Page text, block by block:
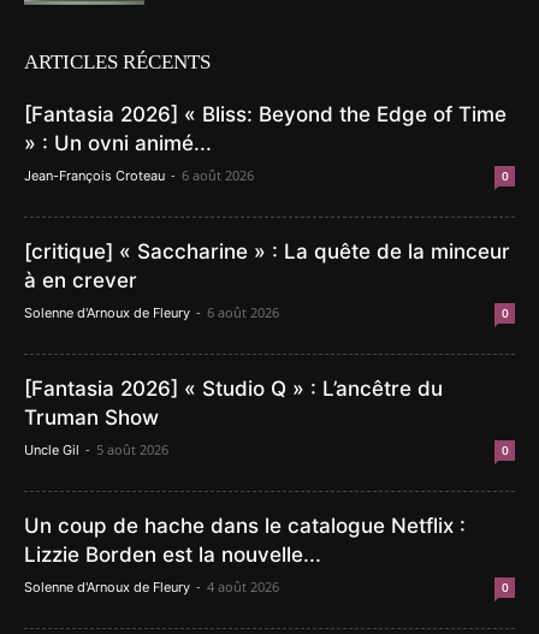
ARTICLES RÉCENTS
[Fantasia 2026] « Bliss: Beyond the Edge of Time
» : Un ovni animé...
Jean-François Croteau - 6 août 2026 0
[critique] « Saccharine » : La quête de la minceur
à en crever
Solenne d'Arnoux de Fleury - 6 août 2026 0
[Fantasia 2026] « Studio Q » : L’ancêtre du
Truman Show
Uncle Gil - 5 août 2026 0
Un coup de hache dans le catalogue Netflix :
Lizzie Borden est la nouvelle...
Solenne d'Arnoux de Fleury - 4 août 2026 0